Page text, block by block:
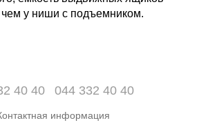
у ниши с подъемником.
40 40 044 332 40 40
информация